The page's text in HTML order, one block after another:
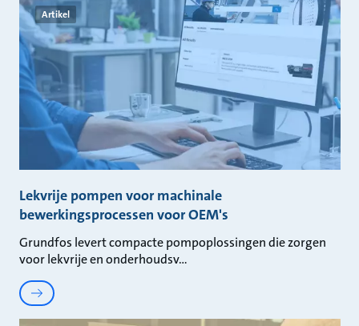
Artikel
Lekvrije pompen voor machinale
bewerkingsprocessen voor OEM's
Grundfos levert compacte pompoplossingen die zorgen
voor lekvrije en onderhoudsv